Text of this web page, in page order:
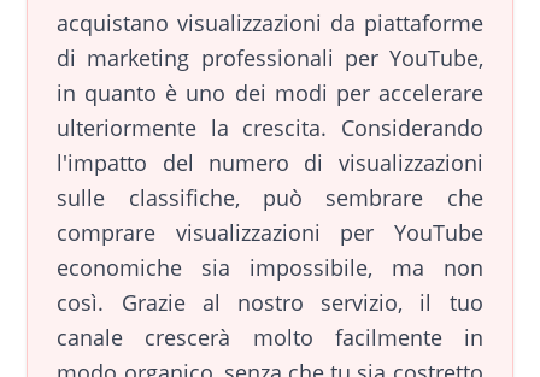
acquistano visualizzazioni da piattaforme
di marketing professionali per YouTube,
in quanto è uno dei modi per accelerare
ulteriormente la crescita. Considerando
l'impatto del numero di visualizzazioni
sulle classifiche, può sembrare che
comprare visualizzazioni per YouTube
economiche sia impossibile, ma non
così. Grazie al nostro servizio, il tuo
canale crescerà molto facilmente in